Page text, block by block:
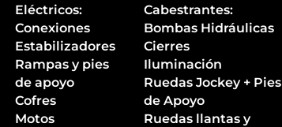
Eléctricos:
Conexiones
Estabilizadores
Rampas y pies
de apoyo
Cofres
Motos
Cabestrantes:
Bombas Hidráulicas
Cierres
Iluminación
Ruedas Jockey + Pies
de Apoyo
Ruedas llantas y